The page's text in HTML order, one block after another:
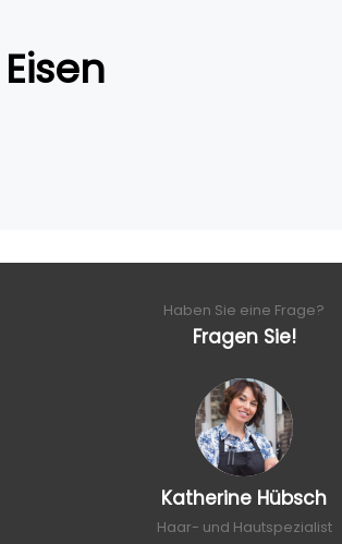
Eisen
Haben Sie eine Frage?
Fragen Sie!
Katherine Hübsch
Haar- und Hautspezialist